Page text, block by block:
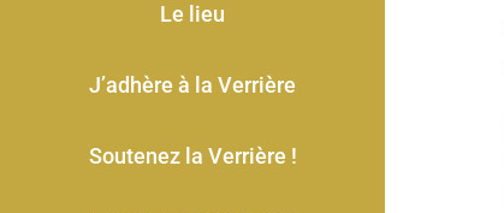
Le lieu
J’adhère à la Verrière
Soutenez la Verrière !